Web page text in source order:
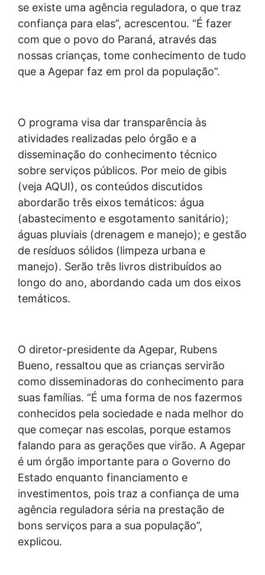
se existe uma agência reguladora, o que traz
confiança para elas”, acrescentou. “É fazer
com que o povo do Paraná, através das
nossas crianças, tome conhecimento de tudo
que a Agepar faz em prol da população”.
O programa visa dar transparência às
atividades realizadas pelo órgão e a
disseminação do conhecimento técnico
sobre serviços públicos. Por meio de gibis
(veja AQUI), os conteúdos discutidos
abordarão três eixos temáticos: água
(abastecimento e esgotamento sanitário);
águas pluviais (drenagem e manejo); e gestão
de resíduos sólidos (limpeza urbana e
manejo). Serão três livros distribuídos ao
longo do ano, abordando cada um dos eixos
temáticos.
O diretor-presidente da Agepar, Rubens
Bueno, ressaltou que as crianças servirão
como disseminadoras do conhecimento para
suas famílias. “É uma forma de nos fazermos
conhecidos pela sociedade e nada melhor do
que começar nas escolas, porque estamos
falando para as gerações que virão. A Agepar
é um órgão importante para o Governo do
Estado enquanto financiamento e
investimentos, pois traz a confiança de uma
agência reguladora séria na prestação de
bons serviços para a sua população”,
explicou.